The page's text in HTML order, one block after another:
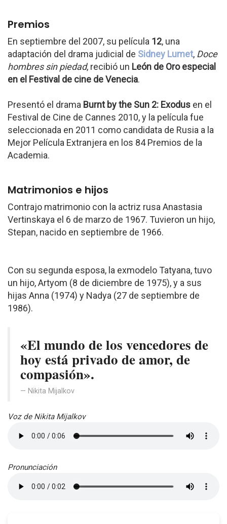
Premios
En septiembre del 2007, su película 12, una
adaptación del drama judicial de Sidney Lumet, Doce
hombres sin piedad, recibió un León de Oro especial
en el Festival de cine de Venecia.
Presentó el drama Burnt by the Sun 2: Exodus en el
Festival de Cine de Cannes 2010, y la película fue
seleccionada en 2011 como candidata de Rusia a la
Mejor Película Extranjera en los 84 Premios de la
Academia.
Matrimonios e hijos
Contrajo matrimonio con la actriz rusa Anastasia
Vertinskaya el 6 de marzo de 1967. Tuvieron un hijo,
Stepan, nacido en septiembre de 1966.
Con su segunda esposa, la exmodelo Tatyana, tuvo
un hijo, Artyom (8 de diciembre de 1975), y a sus
hijas Anna (1974) y Nadya (27 de septiembre de
1986).
«El mundo de los vencedores de
hoy está privado de amor, de
compasión».
Nikita Mijalkov
Voz de Nikita Mijalkov
Pronunciación